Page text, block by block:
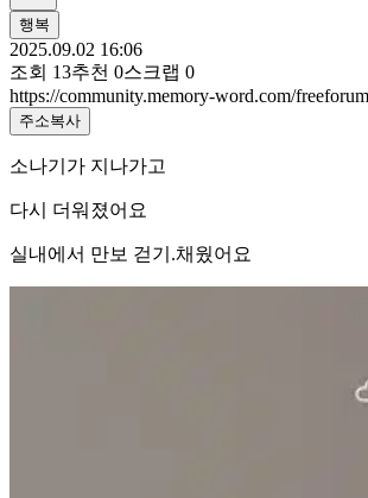
행복
2025.09.02 16:06
조회 13추천 0스크랩 0
https://community.memory-word.com/
주소복사
소나기가 지나가고
다시 더워졌어요
실내에서 만보 걷기.채웠어요